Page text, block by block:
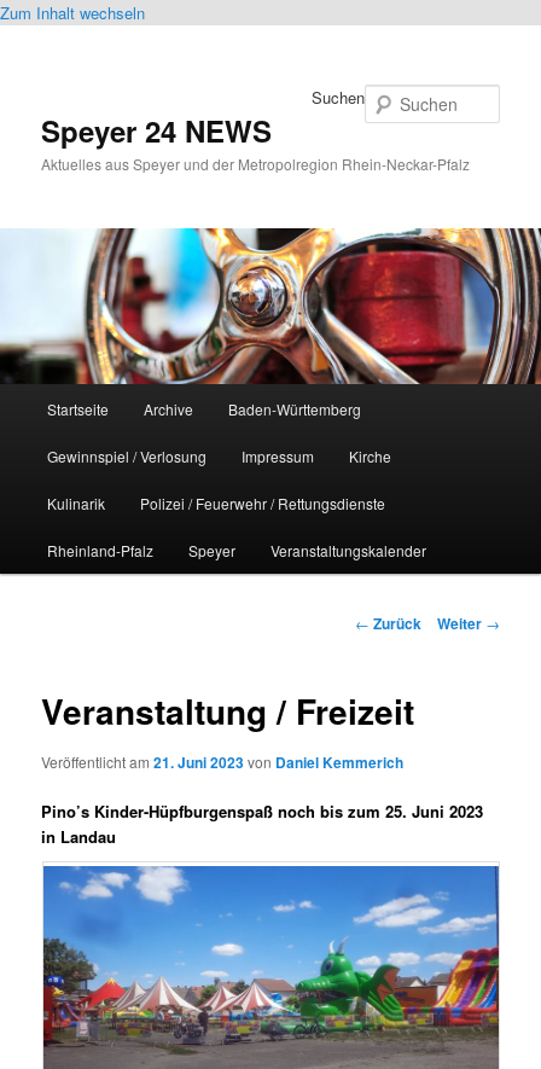
Zum Inhalt wechseln
Speyer 24 NEWS
Aktuelles aus Speyer und der Metropolregion Rhein-Neckar-Pfalz
Suchen
Startseite Archive Baden-Württemberg
Gewinnspiel / Verlosung Impressum Kirche
Kulinarik Polizei / Feuerwehr / Rettungsdienste
Rheinland-Pfalz Speyer Veranstaltungskalender
Beitrags-
← Zurück Weiter →
Veranstaltung / Freizeit
Veröffentlicht am21. Juni 2023von Daniel Kemmerich
Pino’s Kinder-Hüpfburgenspaß noch bis zum 25. Juni 2023
in Landau